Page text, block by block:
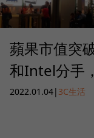
蘋果市值突
和Intel分手
2022.01.04| 3C生活